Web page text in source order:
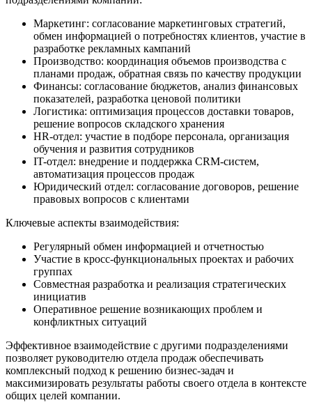
Маркетинг: согласование маркетинговых стратегий,
обмен информацией о потребностях клиентов, участие в
разработке рекламных кампаний
Производство: координация объемов производства с
планами продаж, обратная связь по качеству продукции
Финансы: согласование бюджетов, анализ финансовых
показателей, разработка ценовой политики
Логистика: оптимизация процессов доставки товаров,
решение вопросов складского хранения
HR-отдел: участие в подборе персонала, организация
обучения и развития сотрудников
IT-отдел: внедрение и поддержка CRM-систем,
автоматизация процессов продаж
Юридический отдел: согласование договоров, решение
правовых вопросов с клиентами
Ключевые аспекты взаимодействия:
Регулярный обмен информацией и отчетностью
Участие в кросс-функциональных проектах и рабочих
группах
Совместная разработка и реализация стратегических
инициатив
Оперативное решение возникающих проблем и
конфликтных ситуаций
Эффективное взаимодействие с другими подразделениями
позволяет руководителю отдела продаж обеспечивать
комплексный подход к решению бизнес-задач и
максимизировать результаты работы своего отдела в контексте
общих целей компании.